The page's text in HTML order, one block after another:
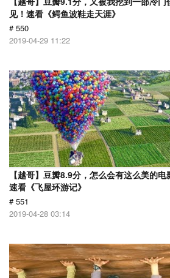
见！速看《鳄鱼波鞋走天涯》
# 550
2019-04-29 11:22
【越哥】豆瓣8.9分，怎么会有这么美的
速看《飞屋环游记》
# 551
2019-04-28 03:14